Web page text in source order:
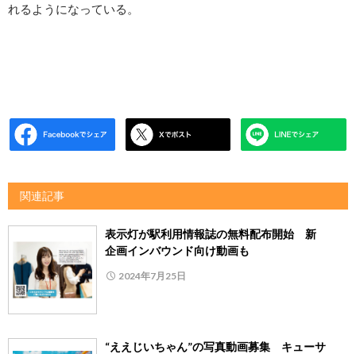
れるようになっている。
関連記事
表示灯が駅利用情報誌の無料配布開始 新
企画インバウンド向け動画も
2024年7月25日
“ええじいちゃん”の写真動画募集 キューサ